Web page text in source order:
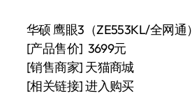
华硕 鹰眼3（ZE553KL/全网通）
[产品售价] 3699元
[销售商家] 天猫商城
[相关链接] 进入购买